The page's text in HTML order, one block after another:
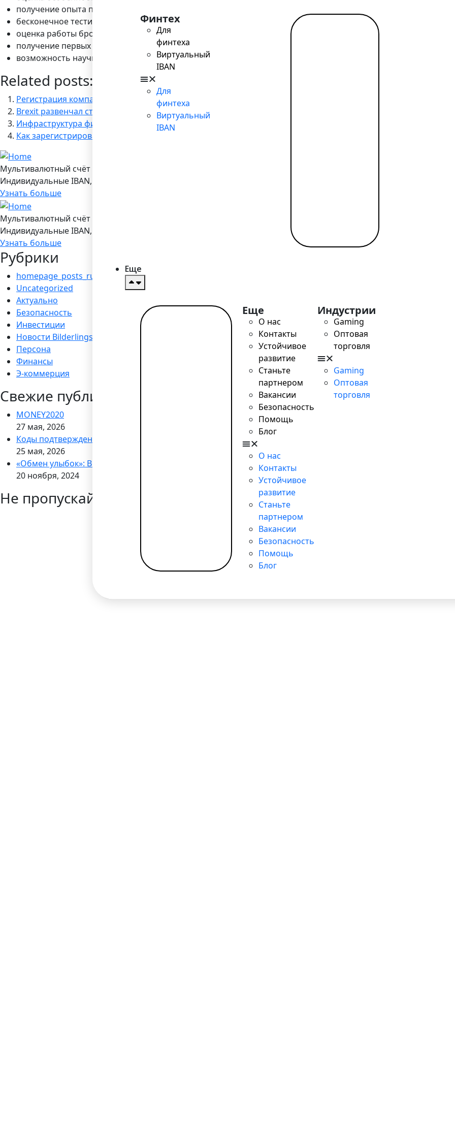
Финтех
Для
финтеха
Виртуальный
IBAN
Для
финтеха
Виртуальный
IBAN
Еще
Еще
О нас
Контакты
Устойчивое
развитие
Станьте
партнером
Вакансии
Безопасность
Помощь
Блог
О нас
Контакты
Устойчивое
развитие
Станьте
партнером
Вакансии
Безопасность
Помощь
Блог
Индустрии
Gaming
Оптовая
торговля
Gaming
Оптовая
торговля
получение опыта по обращению с интерфейсом торговой платформы;
бесконечное тестирование стратегий, новых активов и инструментов;
оценка работы брокера и его ПО (включая скорость, функциональные возможности, работу техподдержки);
получение первых навыков анализа и работы со срочными, валютным и фондовым рынками;
возможность научиться контролю над эмоциями — трейдер не должен остро реагировать на всплески
Related posts:
Регистрация компании в Делавэре
Brexit развенчал столицу европейского FinTech
Инфраструктура финансового рынка. Что нужно знать?
Как зарегистрировать компанию в Китае?
Мультивалютный счёт в Bilderlings
Индивидуальные IBAN, 19 валют, платежы SEPA/ SEPA Instant / SWIFT, выгодный обмен, удалённое открытие за
Узнать больше
Мультивалютный счёт в Bilderlings
Индивидуальные IBAN, 19 валют, платежы SEPA/ SEPA Instant / SWIFT, выгодный обмен, удалённое открытие за
Узнать больше
Рубрики
homepage_posts_ru
Uncategorized
Актуально
Безопасность
Инвестиции
Новости Bilderlings
Персона
Финансы
Э-коммерция
Свежие публикации
MONEY2020
27 мая, 2026
Коды подтверждения через WhatsApp
25 мая, 2026
«Обмен улыбок»: Bilderlings запускает кампанию по поддержке детей в больницах
20 ноября, 2024
Не пропускайте новости